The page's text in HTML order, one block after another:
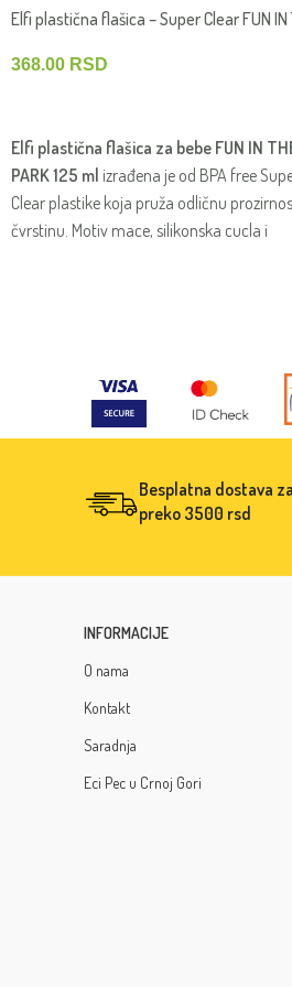
Elfi plastična flašica – Super Clear FUN IN
368.00 RSD
Elfi plastična flašica za bebe FUN IN
PARK 125 ml izrađena je od BPA free
Clear plastike koja pruža odličnu
čvrstinu. Motiv mace, silikonska cucla i
Besplatna dostava
preko 3500 rsd
INFORMACIJE
O nama
Kontakt
Saradnja
Eci Pec u Crnoj Gori